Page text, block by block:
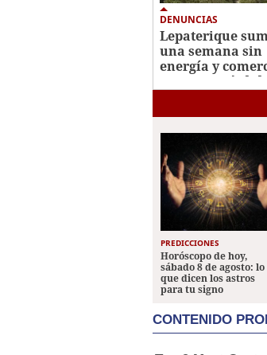
DENUNCIAS
Lepaterique
una semana sin
energía y
reportan pérdidas
PREDICCIONES
Horóscopo de hoy,
sábado 8 de agosto: lo
que dicen los astros
para tu signo
CONTENIDO